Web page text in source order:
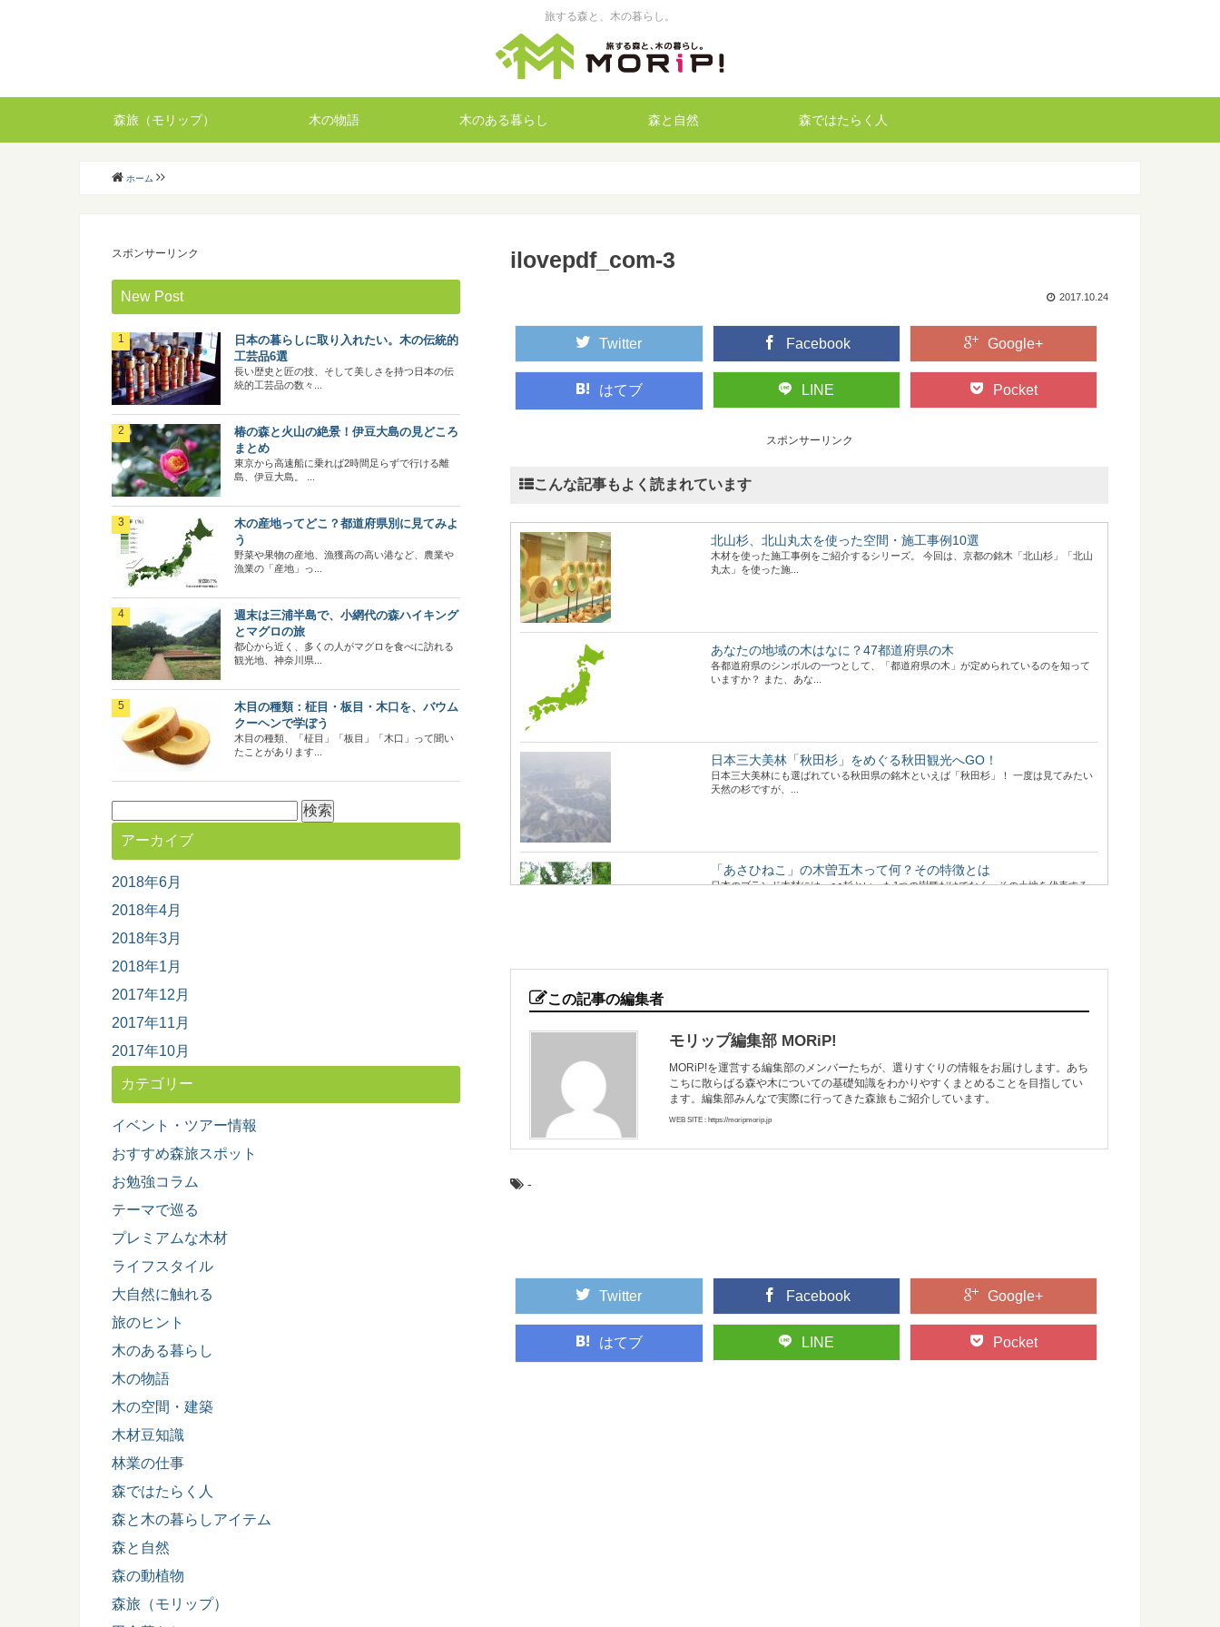
旅する森と、木の暮らし。
森旅（モリップ） 木の物語 木のある暮らし 森と自然 森ではたらく人
ホーム
ilovepdf_com-3
2017.10.24
Twitter Facebook Google+
はてブ LINE Pocket
スポンサーリンク
こんな記事もよく読まれています
北山杉、北山丸太を使った空間・施工事例10選
木材を使った施工事例をご紹介するシリーズ。 今回は、京都の銘木「北山杉」「北山
丸太」を使った施...
あなたの地域の木はなに？47都道府県の木
各都道府県のシンボルの一つとして、「都道府県の木」が定められているのを知って
いますか？ また、あな...
日本三大美林「秋田杉」をめぐる秋田観光へGO！
日本三大美林にも選ばれている秋田県の銘木といえば「秋田杉」！ 一度は見てみたい
天然の杉ですが、...
「あさひねこ」の木曽五木って何？その特徴とは
日本のブランド木材には、○○杉といった1つの樹種だけでなく、その土地を代表する
箱。 なんとなくかっ...
渡ってみたい！日本にあるユニークな木造の橋6選
いろいろなテーマで巡るのが楽しみな森と木の旅、モリップ。 今回は、一度は見てみ
たい、渡ってみた...
年に１回開催されている、林業界にとっては恒例のイベント「林業機械展」。 とても
マニアックな響き...
この記事の編集者
モリップ編集部 MORiP!
MORiP!を運営する編集部のメンバーたちが、選りすぐりの情報をお届けします。あち
こちに散らばる森や木についての基礎知識をわかりやすくまとめることを目指してい
ます。編集部みんなで実際に行ってきた森旅もご紹介しています。
WEB SITE : https://moripmorip.jp
-
Twitter Facebook Google+
はてブ LINE Pocket
スポンサーリンク
New Post
日本の暮らしに取り入れたい。木の伝統的
工芸品6選
長い歴史と匠の技、そして美しさを持つ日本の伝
統的工芸品の数々...
椿の森と火山の絶景！伊豆大島の見どころ
まとめ
東京から高速船に乗れば2時間足らずで行ける離
島、伊豆大島。 ...
木の産地ってどこ？都道府県別に見てみよ
う
野菜や果物の産地、漁獲高の高い港など、農業や
漁業の「産地」っ...
週末は三浦半島で、小網代の森ハイキング
とマグロの旅
都心から近く、多くの人がマグロを食べに訪れる
観光地、神奈川県...
木目の種類：柾目・板目・木口を、バウム
クーヘンで学ぼう
木目の種類、「柾目」「板目」「木口」って聞い
たことがあります...
索:
アーカイブ
2018年6月
2018年4月
2018年3月
2018年1月
2017年12月
2017年11月
2017年10月
カテゴリー
イベント・ツアー情報
おすすめ森旅スポット
お勉強コラム
テーマで巡る
プレミアムな木材
ライフスタイル
大自然に触れる
旅のヒント
木のある暮らし
木の物語
木の空間・建築
木材豆知識
林業の仕事
森ではたらく人
森と木の暮らしアイテム
森と自然
森の動植物
森旅（モリップ）